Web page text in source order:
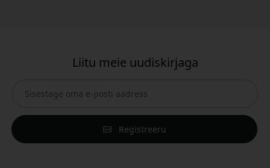
Liitu meie uudiskirjaga
Registreeru